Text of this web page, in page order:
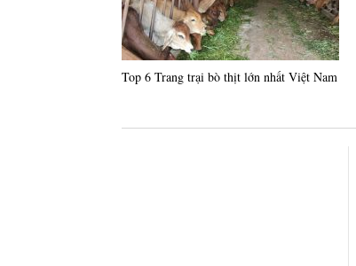
Top 6 Trang trại bò thịt lớn nhất Việt Nam